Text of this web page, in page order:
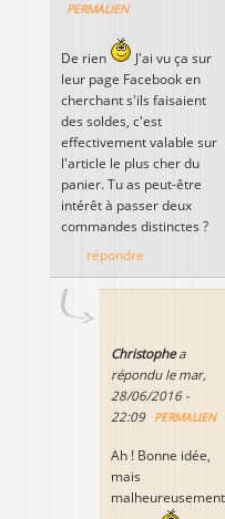
PERMALIEN
De rien
J'ai vu ça sur
leur page Facebook en
cherchant s'ils faisaient
des soldes, c'est
effectivement valable sur
l'article le plus cher du
panier. Tu as peut-être
intérêt à passer deux
commandes distinctes ?
répondre
Christophea
répondu le mar,
28/06/2016 -
22:09
PERMALIEN
Ah ! Bonne idée,
mais
malheureusement